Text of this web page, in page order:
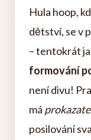
Hula hoop,
dětství, se v
– tentokrát
formování
není divu!
má
posilování